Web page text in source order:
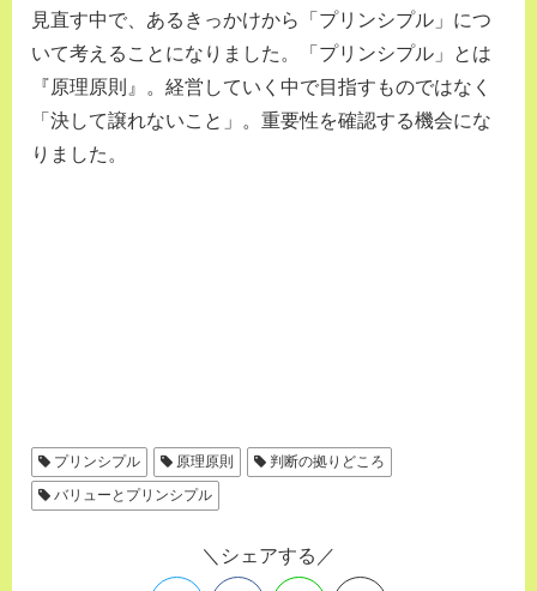
見直す中で、あるきっかけから「プリンシプル」につ
いて考えることになりました。「プリンシプル」とは
『原理原則』。経営していく中で目指すものではなく
「決して譲れないこと」。重要性を確認する機会にな
りました。
プリンシプル 原理原則
判断の拠りどころ
バリューとプリンシプル
シェアする